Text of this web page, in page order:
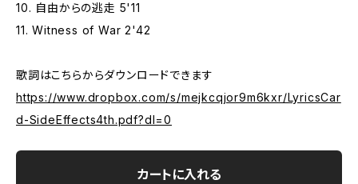
10. 自由からの逃走 5'11
11. Witness of War 2'42
歌詞はこちらからダウンロードできます
https://www.dropbox.com/s/mejkcqjor9m6kxr/LyricsCar
d-SideEffects4th.pdf?dl=0
カートに入れる